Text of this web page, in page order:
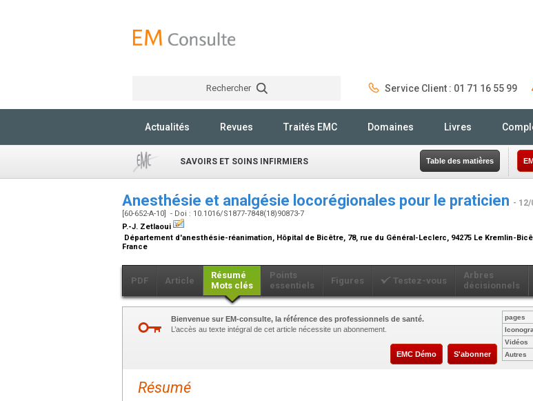
Rechercher Service Client : 01 71 16 55 99
Actualités Revues Traités EMC Domaines Livres
SAVOIRS ET SOINS INFIRMIERS Table des matières
Anesthésie et analgésie locorégionales pour le praticien - 12/
[60-652-A-10] - Doi : 10.1016/S1877-7848(18)90873-7
P.-J. Zetlaoui
Département d'anesthésie-réanimation, Hôpital de Bicêtre, 78, rue du Général-Leclerc, 94275 Le Kremlin-
France
PDF Article
Résumé
Mots clés
Points
essentiels
Figures Testez-vous
Arbres
décisionnels
Bienvenue sur EM-consulte, la référence des professionnels de santé.
L’accès au texte intégral de cet article nécessite un abonnement.
EMC Démo S'abonner
pages
Vidéos
Autres
Résumé